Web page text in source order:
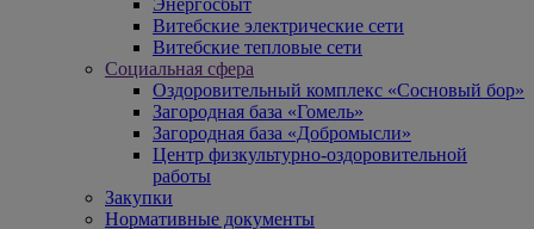
Энергосбыт
Витебские электрические сети
Витебские тепловые сети
Социальная сфера
Оздоровительный комплекс «Сосновый бор»
Загородная база «Гомель»
Загородная база «Добромысли»
Центр физкультурно-оздоровительной
работы
Закупки
Нормативные документы